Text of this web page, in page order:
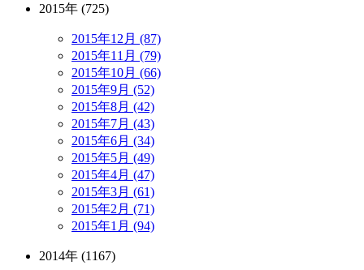
2015年 (725)
2015年12月 (87)
2015年11月 (79)
2015年10月 (66)
2015年9月 (52)
2015年8月 (42)
2015年7月 (43)
2015年6月 (34)
2015年5月 (49)
2015年4月 (47)
2015年3月 (61)
2015年2月 (71)
2015年1月 (94)
2014年 (1167)